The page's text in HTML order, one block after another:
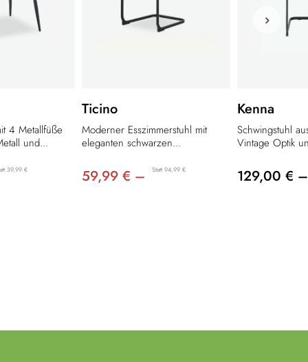
4 Metallfüße
und...
39,99 €
Ticino
Moderner Esszimmerstuhl mit
eleganten schwarzen...
59,99 € – Statt 94,99 €
Kenna
Schwingstuhl
Vintage Optik
129,00 € –